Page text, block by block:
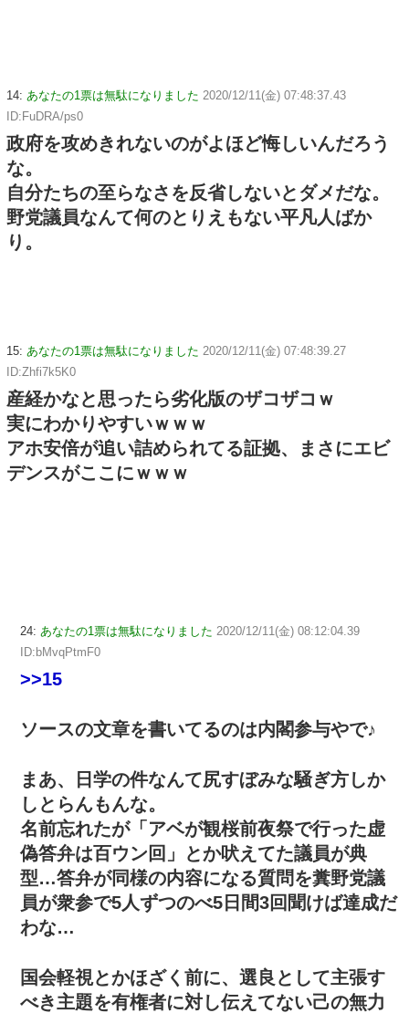
14: あなたの1票は無駄になりました 2020/12/11(金) 07:48:37.43
ID:FuDRA/ps0
政府を攻めきれないのがよほど悔しいんだろう
な。
自分たちの至らなさを反省しないとダメだな。
野党議員なんて何のとりえもない平凡人ばか
り。
15: あなたの1票は無駄になりました 2020/12/11(金) 07:48:39.27
ID:Zhfi7k5K0
産経かなと思ったら劣化版のザコザコｗ
実にわかりやすいｗｗｗ
アホ安倍が追い詰められてる証拠、まさにエビ
デンスがここにｗｗｗ
24: あなたの1票は無駄になりました 2020/12/11(金) 08:12:04.39
ID:bMvqPtmF0
>>15
ソースの文章を書いてるのは内閣参与やで♪
まあ、日学の件なんて尻すぼみな騒ぎ方しか
しとらんもんな。
名前忘れたが「アベが観桜前夜祭で行った虚
偽答弁は百ウン回」とか吠えてた議員が典
型…答弁が同様の内容になる質問を糞野党議
員が衆参で5人ずつのべ5日間3回聞けば達成だ
わな…
国会軽視とかほざく前に、選良として主張す
べき主題を有権者に対し伝えてない己の無力